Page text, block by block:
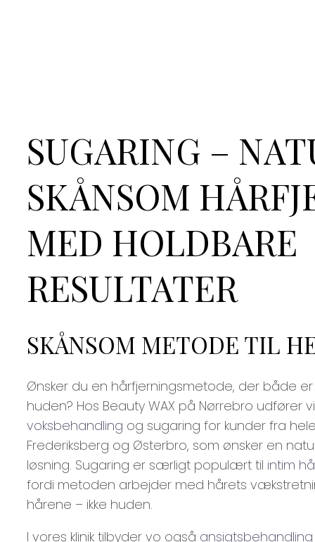
SUGARING –
SKÅNSOM
MED HOLDBARE
RESULTATER
SKÅNSOM METODE TIL
Ønsker du en hårfjerningsmetode, der både
huden? Hos Beauty WAX på Nørrebro udfører
voksbehandling og sugaring for kunder fra
Frederiksberg og Østerbro, som ønsker en
løsning. Sugaring er særligt populært til intim
fordi metoden arbejder med hårets
hårene – ikke huden.
I vores klinik tilbyder vo også ansigtsbehandling